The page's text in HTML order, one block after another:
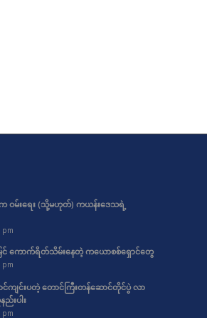
က ဝမ်းရေး (သို့မဟုတ်) ကယန်းဒေသရဲ့
pm
ြင် ကောက်ရိတ်သိမ်းနေတဲ့ ကယောစစ်ရှောင်တွေ
pm
င်ကျင်းပတဲ့ တောင်ကြီးတန်ဆောင်တိုင်ပွဲ လာ
းပါး
pm